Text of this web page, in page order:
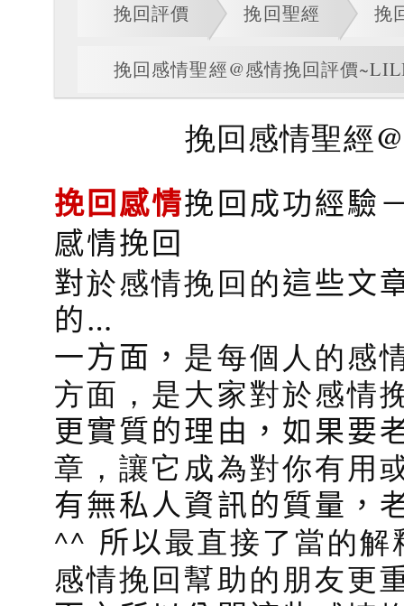
挽回評價 挽回聖經 挽
挽回感情聖經@感情挽回評價
挽回感情聖經
挽回感情挽回成功經驗
感情挽回
對於感情挽回的這些文
的…
一方面， 是每個人的感
方面，是大家對於感情
更實質的理由，如果要
章，讓它成為對你有用
有無私人資訊的質量，
^^ 所以最直接了當的
感情挽回幫助的朋友更